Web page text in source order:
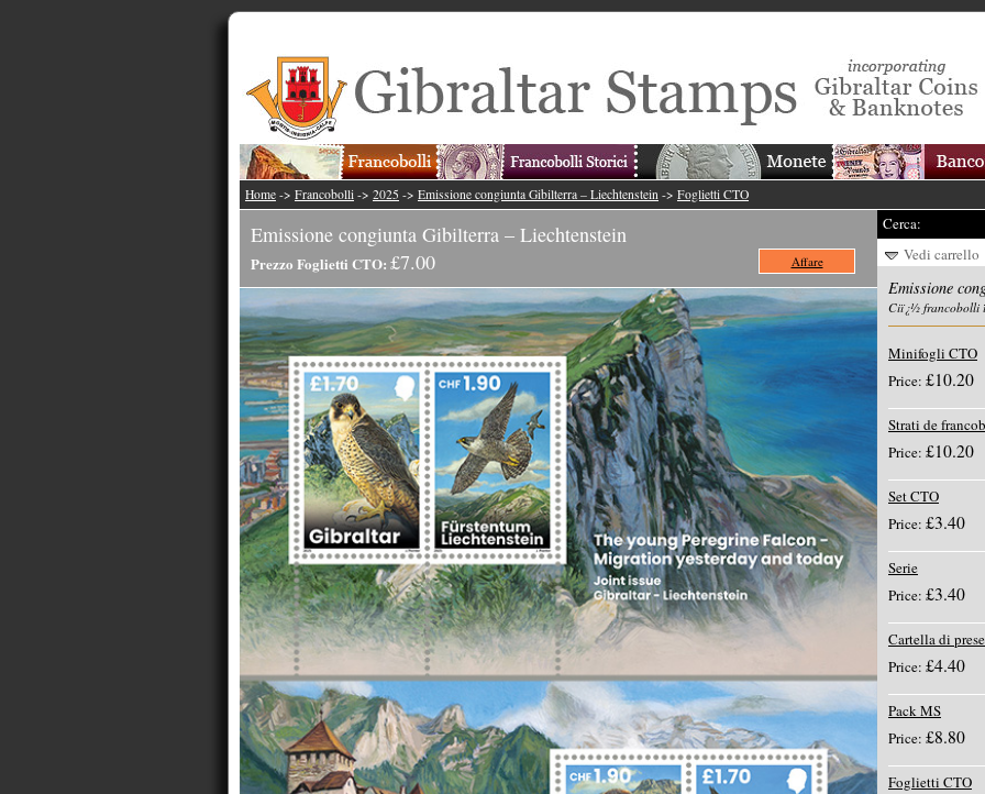
Home -> Francobolli -> 2025 -> Emissione congiunta Gibilterra – Liechtenstein -> Foglietti CTO
Emissione congiunta Gibilterra – Liechtenstein
Prezzo Foglietti CTO: £7.00 Affare
Cerca:
Vedi carrello
Emissione
Ciï¿½ francobolli
Minifogli CTO
Price: £10.20
Strati de
Price: £10.20
Set CTO
Price: £3.40
Serie
Price: £3.40
Cartella di
Price: £4.40
Pack MS
Price: £8.80
Foglietti CTO